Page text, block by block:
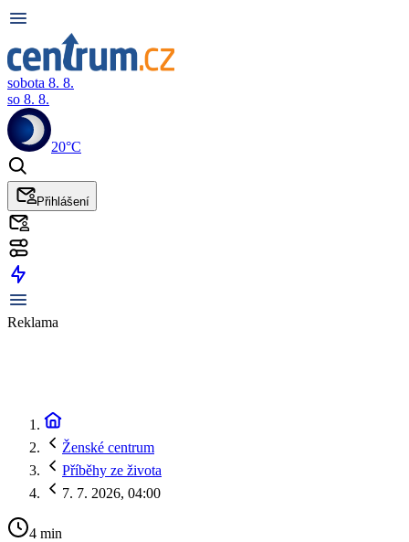
sobota 8. 8.
so 8. 8.
20°C
Přihlášení
Reklama
Ženské centrum
Příběhy ze života
7. 7. 2026, 04:00
4 min